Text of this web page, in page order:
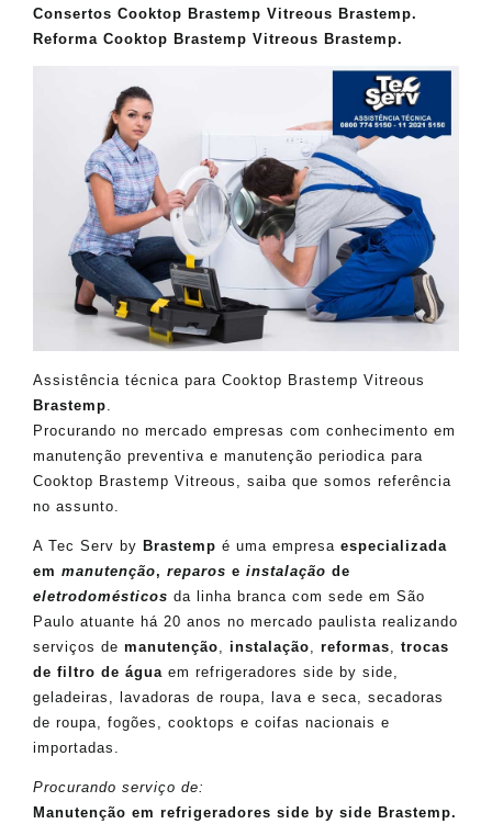
Consertos Cooktop Brastemp Vitreous Brastemp.
Reforma Cooktop Brastemp Vitreous Brastemp.
Assistência técnica para Cooktop Brastemp Vitreous
Brastemp
Procurando no mercado empresas com conhecimento em
manutenção preventiva e manutenção periodica para
Cooktop Brastemp Vitreous, saiba que somos referência
no assunto.
A Tec Serv by Brastemp é uma empresa especializada
em manutenção, reparos e instalação de
eletrodomésticos da linha branca com sede em São
Paulo atuante há 20 anos no mercado paulista realizando
serviços de manutenção instalação reformas
trocas
de filtro de água em refrigeradores side by side,
geladeiras, lavadoras de roupa, lava e seca, secadoras
de roupa, fogões, cooktops e coifas nacionais e
importadas.
Procurando serviço de:
Manutenção em refrigeradores side by side Brastemp.